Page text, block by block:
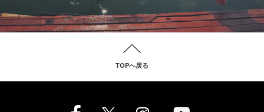
TOPへ戻る